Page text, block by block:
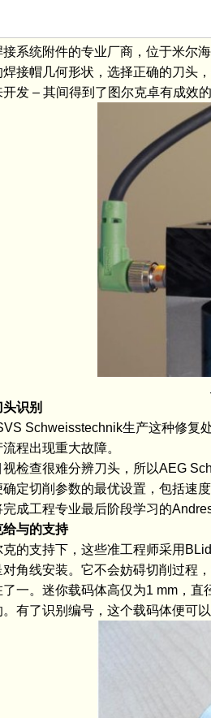
接系统附件的专业厂商，位于米尔
接帽几何形状，选择正确的刀头
发 – 其间得到了图尔克卓有成效的
识别
Schweisstechnik生产这种修复
程出现重大故障。
视检查很难分辨刀头，所以AEG
定切削参数的最优设置，包括速
成工程专业最后阶段学习的
给与的支持
克的支持下，这些准工程师采用
对角线安装。它不会妨碍切削过程
了一。迷你载码体高仅为1 mm，
有了识别编号，这个载码体便可以